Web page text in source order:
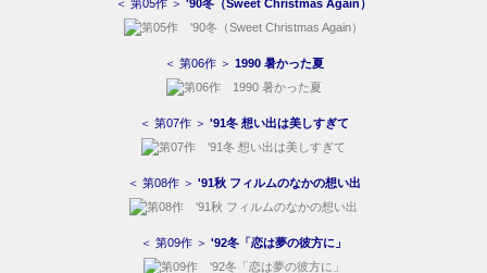
＜ 第05作 ＞ '90冬（Sweet Christmas Again）
＜ 第06作 ＞ 1990 暑かった夏
＜ 第07作 ＞ '91冬 想い出は美しすぎて
＜ 第08作 ＞ '91秋 フィルムのなかの想い出
＜ 第09作 ＞ '92冬「恋は夢の彼方に」